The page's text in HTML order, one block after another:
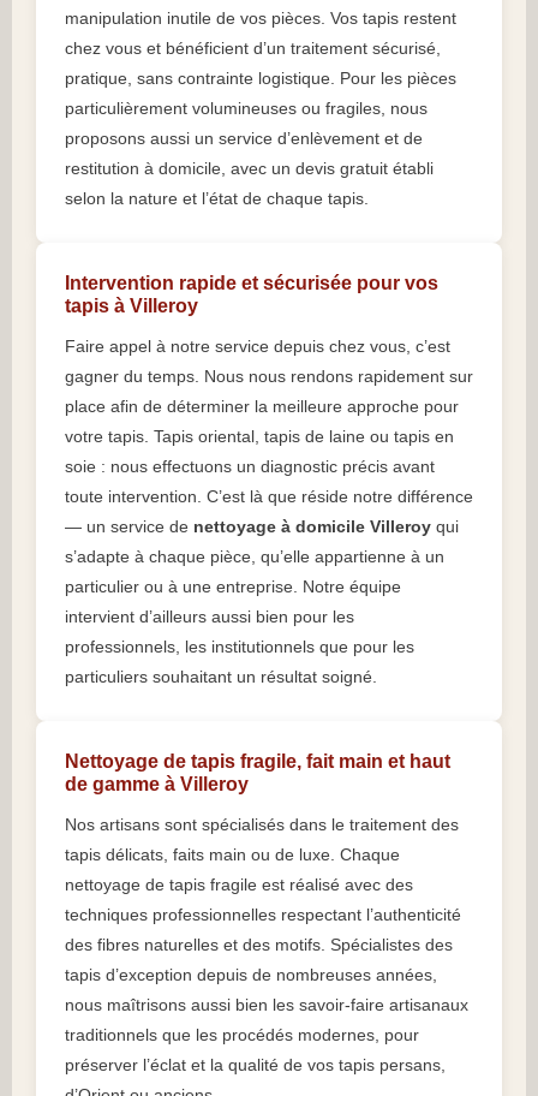
manipulation inutile de vos pièces. Vos tapis restent
chez vous et bénéficient d’un traitement sécurisé,
pratique, sans contrainte logistique. Pour les pièces
particulièrement volumineuses ou fragiles, nous
proposons aussi un service d’enlèvement et de
restitution à domicile, avec un devis gratuit établi
selon la nature et l’état de chaque tapis.
Intervention rapide et sécurisée pour vos
tapis à Villeroy
Faire appel à notre service depuis chez vous, c’est
gagner du temps. Nous nous rendons rapidement sur
place afin de déterminer la meilleure approche pour
votre tapis. Tapis oriental, tapis de laine ou tapis en
soie : nous effectuons un diagnostic précis avant
toute intervention. C’est là que réside notre différence
— un service de nettoyage à domicile Villeroy qui
s’adapte à chaque pièce, qu’elle appartienne à un
particulier ou à une entreprise. Notre équipe
intervient d’ailleurs aussi bien pour les
professionnels, les institutionnels que pour les
particuliers souhaitant un résultat soigné.
Nettoyage de tapis fragile, fait main et haut
de gamme à Villeroy
Nos artisans sont spécialisés dans le traitement des
tapis délicats, faits main ou de luxe. Chaque
nettoyage de tapis fragile est réalisé avec des
techniques professionnelles respectant l’authenticité
des fibres naturelles et des motifs. Spécialistes des
tapis d’exception depuis de nombreuses années,
nous maîtrisons aussi bien les savoir-faire artisanaux
traditionnels que les procédés modernes, pour
préserver l’éclat et la qualité de vos tapis persans,